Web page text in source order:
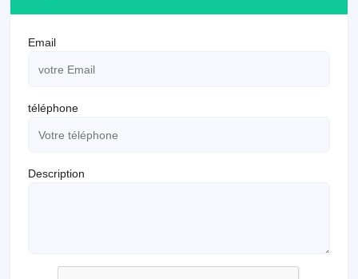
Email
téléphone
Description